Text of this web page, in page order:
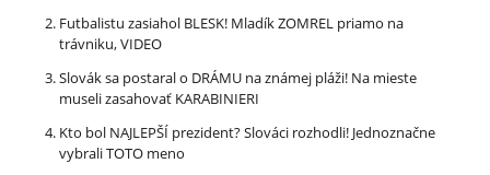
Futbalistu zasiahol BLESK! Mladík ZOMREL priamo na
trávniku, VIDEO
Slovák sa postaral o DRÁMU na známej pláži! Na mieste
museli zasahovať KARABINIERI
Kto bol NAJLEPŠÍ prezident? Slováci rozhodli! Jednoznačne
vybrali TOTO meno